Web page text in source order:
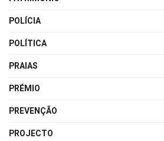
POLÍCIA
POLÍTICA
PRAIAS
PRÉMIO
PREVENÇÃO
PROJECTO